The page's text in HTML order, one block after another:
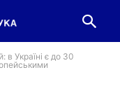
в Україні є до 30